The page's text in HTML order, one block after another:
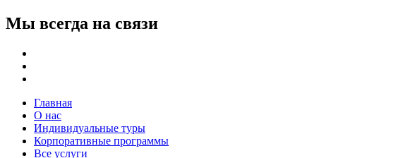
Мы всегда на связи
Главная
О нас
Индивидуальные туры
Корпоративные программы
Все услуги